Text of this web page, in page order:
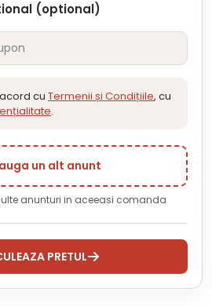
(optional)
cu Termenii și Condițiile, cu
.
un alt anunt
anunturi in aceeasi comanda
PRETUL